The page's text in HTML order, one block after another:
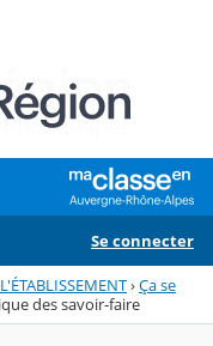
Se connecter
›Ça se
des savoir-faire